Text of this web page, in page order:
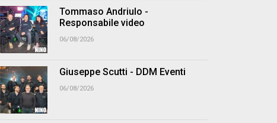
Tommaso Andriulo -
Responsabile video
06/08/2026
Giuseppe Scutti - DDM Eventi
06/08/2026